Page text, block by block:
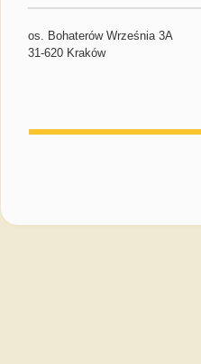
os. Bohaterów Września 3A
31-620 Kraków